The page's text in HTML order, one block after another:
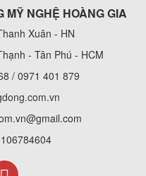
NGHỆ HOÀNG GIA
Xuân - HN
- Tân Phú - HCM
/ 0971 401 879